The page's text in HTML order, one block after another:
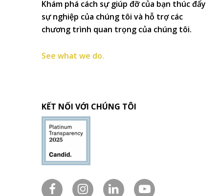
Khám phá cách sự giúp đỡ của bạn thúc đẩy
sự nghiệp của chúng tôi và hỗ trợ các
chương trình quan trọng của chúng tôi.
See what we do.
KẾT NỐI VỚI CHÚNG TÔI